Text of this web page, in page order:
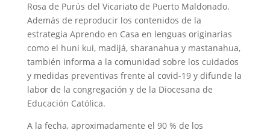
Rosa de Purús del Vicariato de Puerto Maldonado.
Además de reproducir los contenidos de la
estrategia Aprendo en Casa en lenguas originarias
como el huni kui, madijá, sharanahua y mastanahua,
también informa a la comunidad sobre los cuidados
y medidas preventivas frente al covid-19 y difunde la
labor de la congregación y de la Diocesana de
Educación Católica.
A la fecha, aproximadamente el 90 % de los